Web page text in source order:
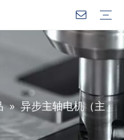
» 异步主轴电机（主